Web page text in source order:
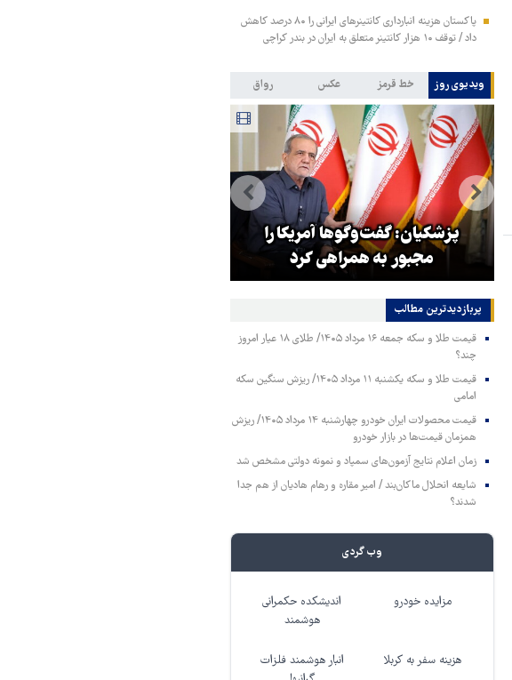
پاکستان هزینه انبارداری کانتینرهای ایرانی را ۸۰ درصد کاهش
داد / توقف ۱۰ هزار کانتینر متعلق به ایران در بندر کراچی
ویدیوی روز خط قرمز عکس رواق
پزشکیان: گفت‌وگوها آمریکا را
مجبور به همراهی کرد
پربازدیدترین‌ مطالب
قیمت طلا و سکه جمعه ۱۶ مرداد ۱۴۰۵/ طلای ۱۸ عیار امروز
چند؟
قیمت طلا و سکه یکشنبه ۱۱ مرداد ۱۴۰۵/ ریزش سنگین سکه
امامی
قیمت محصولات ایران خودرو چهارشنبه ۱۴ مرداد ۱۴۰۵/ ریزش
همزمان قیمت‌ها در بازار خودرو
زمان اعلام نتایج آزمون‌های سمپاد و نمونه دولتی مشخص شد
شایعه انحلال ماکان‌بند / امیر مقاره و رهام هادیان از هم جدا
شدند؟
وب گردی
مزایده خودرو
اندیشکده حکمرانی
هوشمند
هزینه سفر به کربلا
انبار هوشمند فلزات